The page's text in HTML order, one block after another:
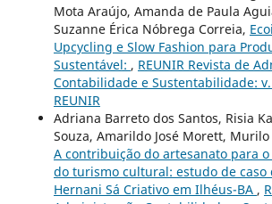
Mota Araújo, Amanda de Paula
Suzanne Érica Nóbrega Correia,
Upcycling e Slow Fashion para
Sustentável: , REUNIR Revista de
Contabilidade e Sustentabilidade:
REUNIR
Adriana Barreto dos Santos, Risia
Souza, Amarildo José Morett,
A contribuição do artesanato para
do turismo cultural: estudo de caso
Hernani Sá Criativo em Ilhéus-BA ,